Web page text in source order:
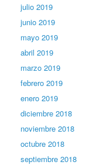
julio 2019
junio 2019
mayo 2019
abril 2019
marzo 2019
febrero 2019
enero 2019
diciembre 2018
noviembre 2018
octubre 2018
septiembre 2018